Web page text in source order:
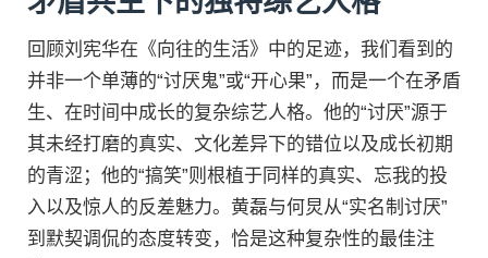
回顾刘宪华在《向往的生活》中的足迹，我们看到的
并非一个单薄的“讨厌鬼”或“开心果”，而是一个在矛盾
生、在时间中成长的复杂综艺人格。他的“讨厌”源于
其未经打磨的真实、文化差异下的错位以及成长初期
的青涩；他的“搞笑”则根植于同样的真实、忘我的投
入以及惊人的反差魅力。黄磊与何炅从“实名制讨厌”
到默契调侃的态度转变，恰是这种复杂性的最佳注